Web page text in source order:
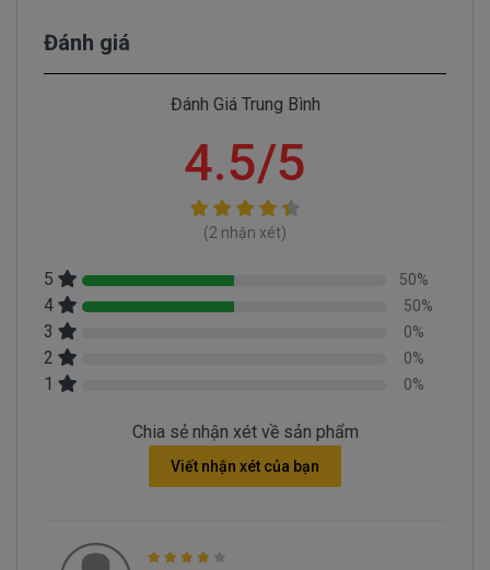
Pin Dell Precision, Inspiron, Latitude, Vostro bị
- Một là khi mở nút nguồn trước khi xuất hiện lo
go Dell sẻ có dòng thông báo pin bị hư cần thay
- Hai là chúng ta rê con chuột vào biểu tượng
báo “ Need replace battery” là chúng ta biết pin
laptop Dell của chúng ta bị hư.
- Ba là ngay đèn tín hiệu của cục pin sẻ chuyển
sang màu cam.
Hình nhận biết pin dell Latitude E5270 bi hư
Battery dell Latitude E5270 bị hư tại sao nó
Đánh giá
Đánh Giá Trung Bình
4.5/5
(2 nhận xét)
5 50%
4 50%
3 0%
2 0%
1 0%
Chia sẻ nhận xét về sản phẩm
Viết nhận xét của bạn